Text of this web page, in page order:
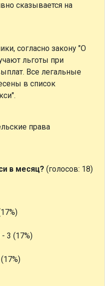
сказывается на
согласно закону "О
льготы при
Все легальные
в список
права
в месяц? (голосов: 18)
3 (17%)